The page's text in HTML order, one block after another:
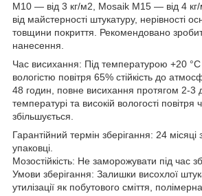
M10 — від 3 кг/м2, Mosaik M15 — від 4 кг/
від майстерності штукатуру, нерівності
товщини покриття. Рекомендовано
нанесення.
Час висихання: Під температурою +20 °C
вологістю повітря 65% стійкість до
48 годин, повне висихання протягом 2-3
температурі та високій вологості повітря
збільшується.
Гарантійний термін зберігання: 24
упаковці.
Мозостійкість: Не заморожувати під час
Умови зберігання: Залишки висохлої
утилізації як побутового сміття,